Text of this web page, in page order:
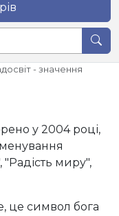
- значення
у 2004 році,
"Радість миру",
це символ бога